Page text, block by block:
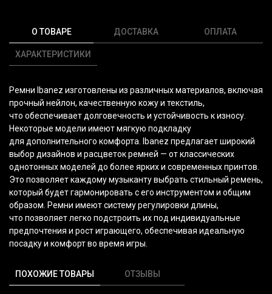
О ТОВАРЕ
ХАРАКТЕРИСТИКИ
ДОСТАВКА ОПЛАТА
Ремни Ibanez изготовлены из различных материалов, включая
прочный нейлон, качественную кожу и текстиль,
что обеспечивает долговечность и устойчивость к износу.
Некоторые модели имеют мягкую подкладку
для дополнительного комфорта. Ibanez предлагает широкий
выбор дизайнов и расцветок ремней — от классических
однотонных моделей до более ярких и современных принтов.
Это позволяет каждому музыканту выбрать стильный ремень,
который будет гармонировать с его инструментом и общим
образом. Ремни имеют систему регулировки длины,
что позволяет легко подстроить их под индивидуальные
предпочтения и рост играющего, обеспечивая идеальную
посадку и комфорт во время игры.
ПОХОЖИЕ ТОВАРЫ ОТЗЫВЫ